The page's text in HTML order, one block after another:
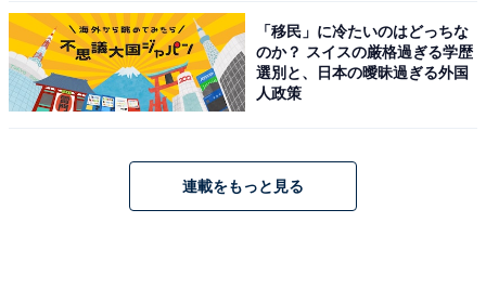
「移民」に冷たいのはどっちな
のか？ スイスの厳格過ぎる学歴
選別と、日本の曖昧過ぎる外国
人政策
連載をもっと見る